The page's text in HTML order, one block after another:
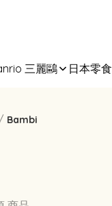
三麗鷗 日本零食
/ Bambi